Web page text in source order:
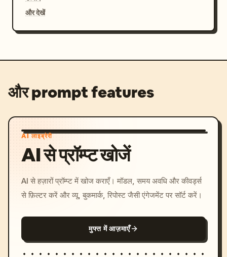
और देखें
और prompt features
AI लाइब्रेरी
AI से प्रॉम्प्ट खोजें
AI से हज़ारों प्रॉम्प्ट में खोज कराएँ। मॉडल, समय अवधि और कीवर्ड्स
से फ़िल्टर करें और व्यू, बुकमार्क, रिपोस्ट जैसी एंगेजमेंट पर सॉर्ट करें।
मुफ्त में आज़माएँ